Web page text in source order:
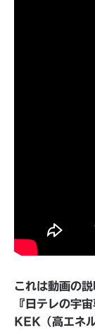
これは動画の説
『日テレの宇
KEK（高エネ